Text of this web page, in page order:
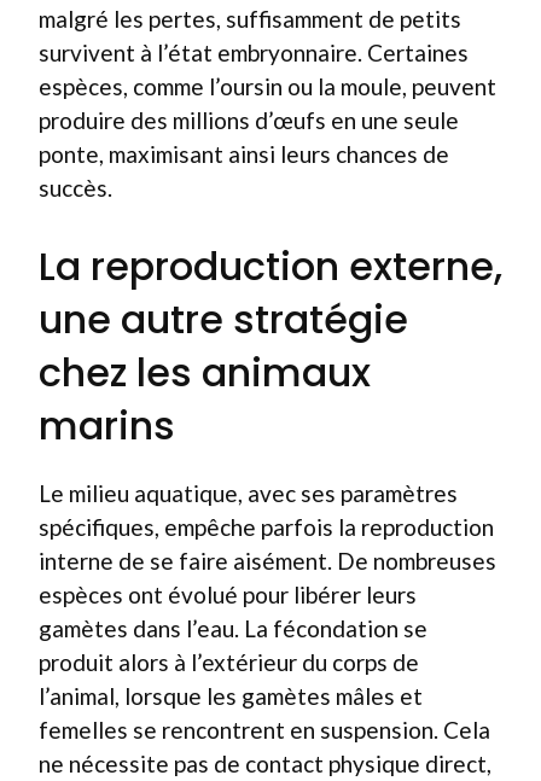
malgré les pertes, suffisamment de petits
survivent à l’état embryonnaire. Certaines
espèces, comme l’oursin ou la moule, peuvent
produire des millions d’œufs en une seule
ponte, maximisant ainsi leurs chances de
succès.
La reproduction externe,
une autre stratégie
chez les animaux
marins
Le milieu aquatique, avec ses paramètres
spécifiques, empêche parfois la reproduction
interne de se faire aisément. De nombreuses
espèces ont évolué pour libérer leurs
gamètes dans l’eau. La fécondation se
produit alors à l’extérieur du corps de
l’animal, lorsque les gamètes mâles et
femelles se rencontrent en suspension. Cela
ne nécessite pas de contact physique direct,